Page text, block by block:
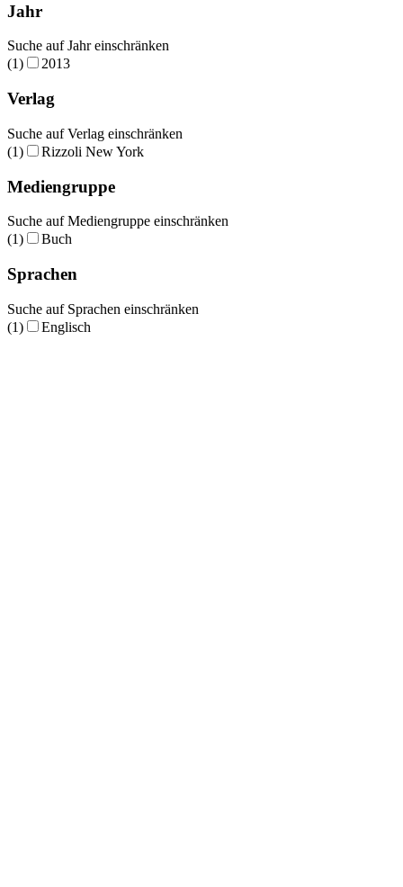
Jahr
Suche auf Jahr einschränken
(1)
2013
Verlag
Suche auf Verlag einschränken
(1)
Rizzoli New York
Mediengruppe
Suche auf Mediengruppe einschränken
(1)
Buch
Sprachen
Suche auf Sprachen einschränken
(1)
Englisch